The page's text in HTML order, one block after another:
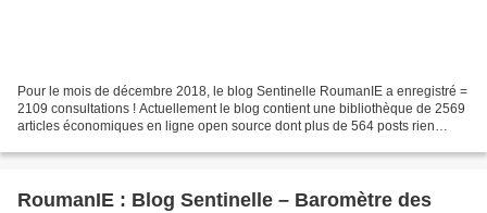
Pour le mois de décembre 2018, le blog Sentinelle RoumanIE a enregistré =
2109 consultations ! Actuellement le blog contient une bibliothèque de 2569
articles économiques en ligne open source dont plus de 564 posts rien
RoumanIE : Blog Sentinelle – Baromètre des